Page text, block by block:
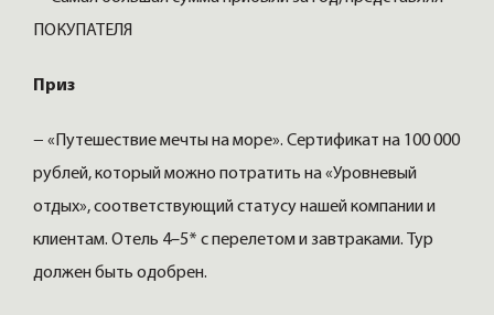
ПОКУПАТЕЛЯ
Приз
− «Путешествие мечты на море». Сертификат на 100 000
рублей, который можно потратить на «Уровневый
отдых», соответствующий статусу нашей компании и
клиентам. Отель 4–5* с перелетом и завтраками. Тур
должен быть одобрен.